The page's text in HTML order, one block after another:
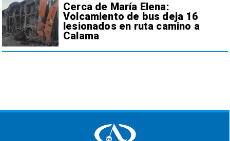
Cerca de María Elena:
Volcamiento de bus deja 16
lesionados en ruta camino a
Calama